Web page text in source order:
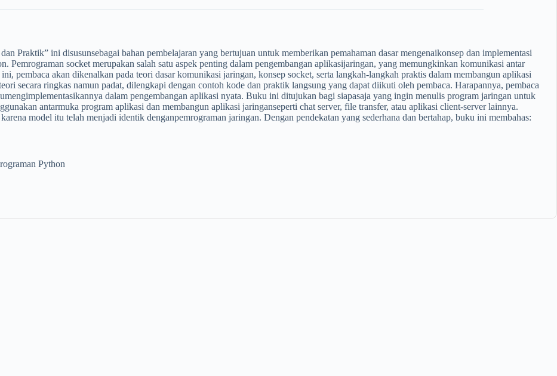
Praktik” ini disusunsebagai bahan pembelajaran yang bertujuan untuk memberikan pemahaman dasar mengenaikonsep dan implementasi
Pemrograman socket merupakan salah satu aspek penting dalam pengembangan aplikasijaringan, yang memungkinkan komunikasi antar
ini, pembaca akan dikenalkan pada teori dasar komunikasi jaringan, konsep socket, serta langkah-langkah praktis dalam membangun aplikasi
secara ringkas namun padat, dilengkapi dengan contoh kode dan praktik langsung yang dapat diikuti oleh pembaca. Harapannya, pembaca
mengimplementasikannya dalam pengembangan aplikasi nyata. Buku ini ditujukan bagi siapasaja yang ingin menulis program jaringan untuk
antarmuka program aplikasi dan membangun aplikasi jaringanseperti chat server, file transfer, atau aplikasi client-serverlainnya.
karena model itu telah menjadi identik denganpemrograman jaringan. Dengan pendekatan yang sederhana dan bertahap, buku ini membahas:
Python